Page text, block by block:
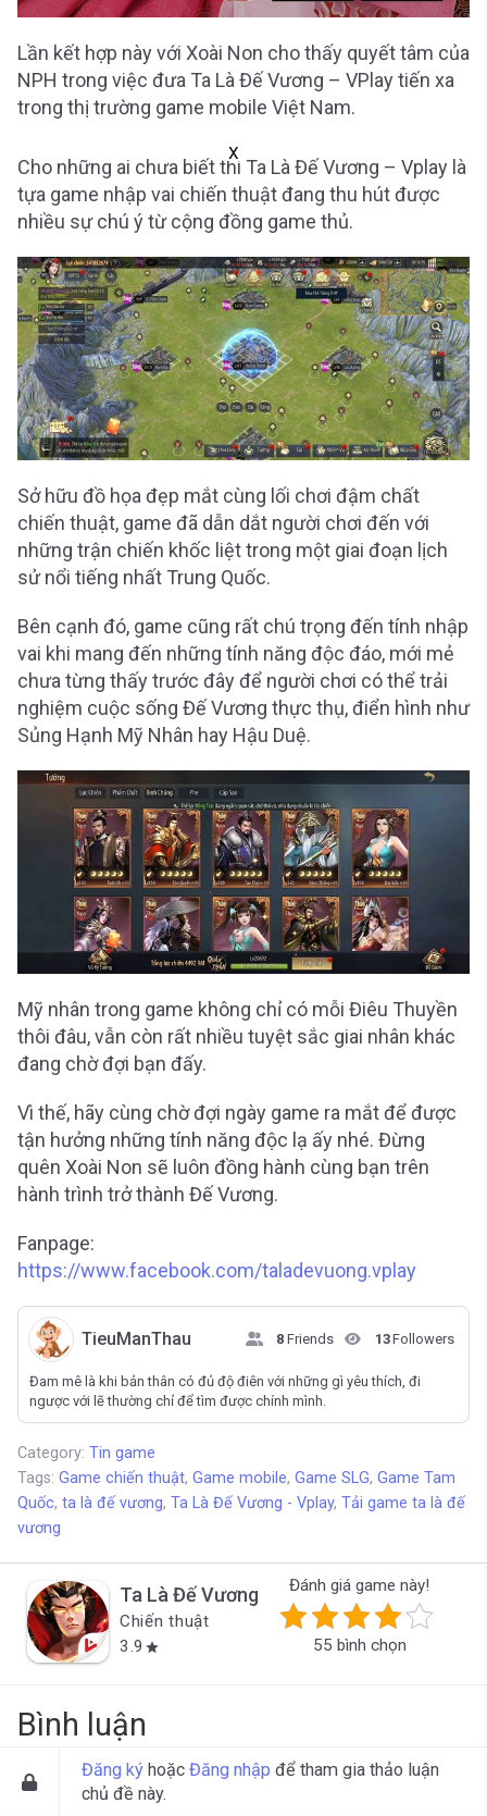
Lần kết hợp này với Xoài Non cho thấy quyết tâm của
NPH trong việc đưa Ta Là Đế Vương – VPlay tiến xa
trong thị trường game mobile Việt Nam.
X
Cho những ai chưa biết thì Ta Là Đế Vương – Vplay là
tựa game nhập vai chiến thuật đang thu hút được
nhiều sự chú ý từ cộng đồng game thủ.
Sở hữu đồ họa đẹp mắt cùng lối chơi đậm chất
chiến thuật, game đã dẫn dắt người chơi đến với
những trận chiến khốc liệt trong một giai đoạn lịch
sử nổi tiếng nhất Trung Quốc.
Bên cạnh đó, game cũng rất chú trọng đến tính nhập
vai khi mang đến những tính năng độc đáo, mới mẻ
chưa từng thấy trước đây để người chơi có thể trải
nghiệm cuộc sống Đế Vương thực thụ, điển hình như
Sủng Hạnh Mỹ Nhân hay Hậu Duệ.
Mỹ nhân trong game không chỉ có mỗi Điêu Thuyền
thôi đâu, vẫn còn rất nhiều tuyệt sắc giai nhân khác
đang chờ đợi bạn đấy.
Vì thế, hãy cùng chờ đợi ngày game ra mắt để được
tận hưởng những tính năng độc lạ ấy nhé. Đừng
quên Xoài Non sẽ luôn đồng hành cùng bạn trên
hành trình trở thành Đế Vương.
Fanpage:
https://www.facebook.com/taladevuong.vplay
TieuManThau 8 Friends 13Followers
Đam mê là khi bản thân có đủ độ điên với những gì yêu thích, đi
ngược với lẽ thường chỉ để tìm được chính mình.
Category: Tin game
Tags: Game chiến thuật, Game mobile, Game SLG, Game Tam
Quốc, ta là đế vương, Ta Là Đế Vương - Vplay, Tải game ta là đế
vương
Ta Là Đế Vương
Chiến thuật
3.9 star
Đánh giá game này!
55 bình chọn
Bình luận
Đăng ký hoặc Đăng nhập để tham gia thảo luận
chủ đề này.